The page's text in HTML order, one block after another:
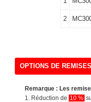
2
OPTIONS DE
Remarque : Les
1. Réduction de 10 %